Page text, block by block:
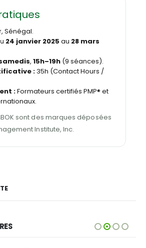
Sénégal.
24 janvier 2025 au 28 mars
, 15h–19h (9 séances).
:35h (Contact Hours /
:Formateurs certifiés PMP® et
sont des marques déposées
Institute, Inc.